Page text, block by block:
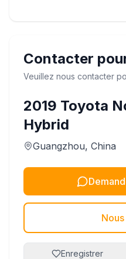
Contacter
Veuillez nous contacter
2019 Toyota
Hybrid
Guangzhou, China
Enregistrer